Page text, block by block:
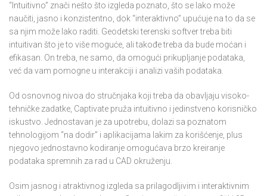
“Intuitivno” znači nešto što izgleda poznato, što se lako može
naučiti, jasno i konzistentno, dok “interaktivno” upućuje na to da se
sa njim može lako raditi. Geodetski terenski softver treba biti
intuitivan što je to više moguće, ali takođe treba da bude moćan i
efikasan. On treba, ne samo, da omogući prikupljanje podataka,
već da vam pomogne u interakciji i analizi vaših podataka.
Od osnovnog nivoa do stručnjaka koji treba da obavljaju visoko-
tehničke zadatke, Captivate pruža intuitivno i jedinstveno korisničko
iskustvo. Jednostavan je za upotrebu, dolazi sa poznatom
tehnologijom “na dodir” i aplikacijama lakim za korišćenje, plus
njegovo jednostavno kodiranje omogućava brzo kreiranje
podataka spremnih za rad u CAD okruženju.
Osim jasnog i atraktivnog izgleda sa prilagodljivim i interaktivnim